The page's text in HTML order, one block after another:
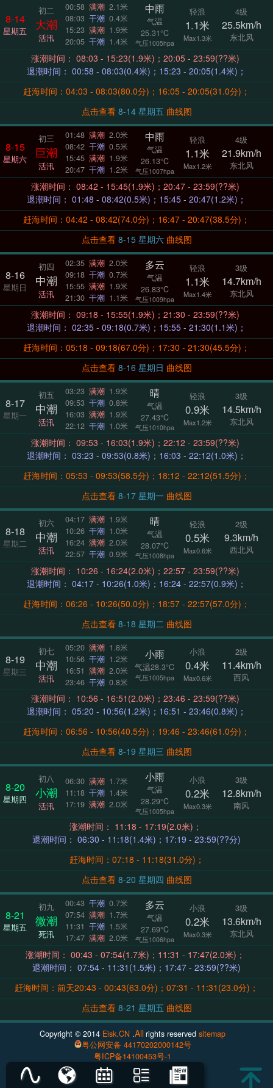
8-14
星期五
初二
大潮
活汛
00:58 满潮 2.1米
08:03 干潮 0.4米
15:23 满潮 1.9米
20:05 干潮 1.4米
中雨
气温
25.31°C
气压1005hpa
轻浪
1.1米
Max1.3米
4级
25.5km/h
东北风
涨潮时间： 08:03 - 15:23(1.9米)；20:05 - 23:59(??米)
退潮时间： 00:58 - 08:03(0.4米)；15:23 - 20:05(1.4米)；
赶海时间：04:03 - 08:03(80.0分)；16:05 - 20:05(31.0分)；
点击查看
8-14 星期五 曲线图
8-15
星期六
初三
巨潮
活汛
01:48 满潮 2.0米
08:42 干潮 0.5米
15:45 满潮 1.9米
20:47 干潮 1.2米
中雨
气温
26.13°C
气压1007hpa
轻浪
1.1米
Max1.2米
4级
21.9km/h
东北风
涨潮时间： 08:42 - 15:45(1.9米)；20:47 - 23:59(??米)
退潮时间： 01:48 - 08:42(0.5米)；15:45 - 20:47(1.2米)；
赶海时间：04:42 - 08:42(74.0分)；16:47 - 20:47(38.5分)；
点击查看
8-15 星期六 曲线图
8-16
星期日
初四
中潮
活汛
02:35 满潮 2.0米
09:18 干潮 0.7米
15:55 满潮 1.9米
21:30 干潮 1.1米
多云
气温
26.83°C
气压1009hpa
轻浪
1.1米
Max1.4米
3级
14.7km/h
东北风
涨潮时间： 09:18 - 15:55(1.9米)；21:30 - 23:59(??米)
退潮时间： 02:35 - 09:18(0.7米)；15:55 - 21:30(1.1米)；
赶海时间：05:18 - 09:18(67.0分)；17:30 - 21:30(45.5分)；
点击查看
8-16 星期日 曲线图
8-17
星期一
初五
中潮
活汛
03:23 满潮 1.9米
09:53 干潮 0.8米
16:03 满潮 1.9米
22:12 干潮 1.0米
晴
气温
27.43°C
气压1010hpa
轻浪
0.9米
Max1.2米
3级
14.5km/h
东北风
涨潮时间： 09:53 - 16:03(1.9米)；22:12 - 23:59(??米)
退潮时间： 03:23 - 09:53(0.8米)；16:03 - 22:12(1.0米)；
赶海时间：05:53 - 09:53(58.5分)；18:12 - 22:12(51.5分)；
点击查看
8-17 星期一 曲线图
8-18
星期二
初六
中潮
活汛
04:17 满潮 1.9米
10:26 干潮 1.0米
16:24 满潮 2.0米
22:57 干潮 0.9米
晴
气温
28.07°C
气压1008hpa
轻浪
0.5米
Max0.6米
2级
9.3km/h
西北风
涨潮时间： 10:26 - 16:24(2.0米)；22:57 - 23:59(??米)
退潮时间： 04:17 - 10:26(1.0米)；16:24 - 22:57(0.9米)；
赶海时间：06:26 - 10:26(50.0分)；18:57 - 22:57(57.0分)；
点击查看
8-18 星期二 曲线图
8-19
星期三
初七
中潮
活汛
05:20 满潮 1.8米
10:56 干潮 1.2米
16:51 满潮 2.0米
23:46 干潮 0.8米
小雨
气温28.3°C
气压1005hpa
小浪
0.4米
Max0.6米
2级
11.4km/h
西风
涨潮时间： 10:56 - 16:51(2.0米)；23:46 - 23:59(??米)
退潮时间： 05:20 - 10:56(1.2米)；16:51 - 23:46(0.8米)；
赶海时间：06:56 - 10:56(40.5分)；19:46 - 23:46(61.0分)；
点击查看
8-19 星期三 曲线图
8-20
星期四
初八
小潮
活汛
06:30 满潮 1.7米
11:18 干潮 1.4米
17:19 满潮 2.0米
小雨
气温
28.29°C
气压1005hpa
小浪
0.2米
Max0.3米
3级
12.8km/h
南风
涨潮时间： 11:18 - 17:19(2.0米)；
退潮时间： 06:30 - 11:18(1.4米)；17:19 - 23:59(??分)
赶海时间：07:18 - 11:18(31.0分)；
点击查看
8-20 星期四 曲线图
8-21
星期五
初九
微潮
死汛
00:43 干潮 0.7米
07:54 满潮 1.7米
11:31 干潮 1.5米
17:47 满潮 2.0米
多云
气温
27.69°C
气压1006hpa
小浪
0.2米
Max0.3米
3级
13.6km/h
东北风
涨潮时间： 00:43 - 07:54(1.7米)；11:31 - 17:47(2.0米)；
退潮时间： 07:54 - 11:31(1.5米)；17:47 - 23:59(??米)
赶海时间：前天20:43 - 00:43(63.0分)；07:31 - 11:31(23.0分)；
点击查看
8-21 星期五 曲线图
Copyright © 2014 Eisk.CN .Allrights reservedsitemap
粤公网安备 44170202000142号
粤ICP备14100453号-1